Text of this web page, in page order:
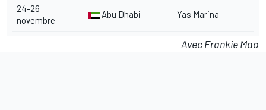
24-26
novembre
Abu Dhabi Yas Marina
Avec Frankie Mao